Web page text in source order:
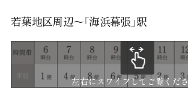
若葉地区周辺〜「海浜幕張」駅
左右にスワイプしてご覧くだ